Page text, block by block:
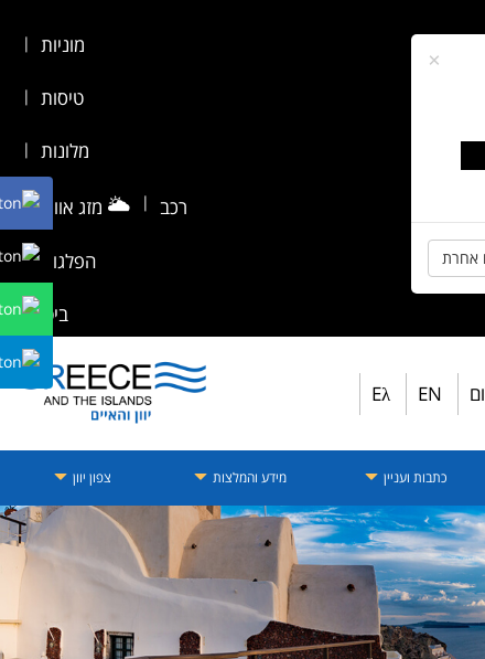
מוניות |
טיסות |
מלונות |
רכב |
🌥️ מזג אוויר |
הפלגות |
ביטוח
EN
Eλ
כתבות ועניין מידע והמלצות צפון יוון
×
אחרת